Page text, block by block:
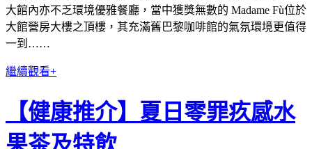
大館內亦不乏環境優雅餐廳，當中獲獎無數的 Madame Fù位於
大館營房大樓之頂樓，其充滿舊巴黎咖啡館的氣氛環境更值得
一到……
繼續觀看+
【健康推介】夏日零罪疚感水
果茶及特飲